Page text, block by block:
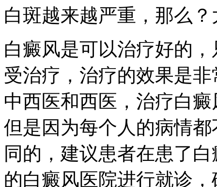
白斑越来越严重，那么
白癜风是可以治疗好的
受治疗，治疗的效果是
中西医和西医，治疗白
但是因为每个人的病情
同的，建议患者在患了
的白癜风医院进行就诊